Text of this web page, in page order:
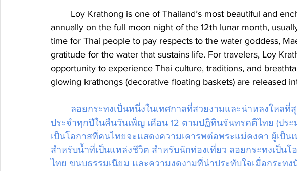
annually on the full moon night of the 12th lunar month,
time for Thai people to pay respects to the water goddess,
gratitude for the water that sustains life. For travelers, Loy
opportunity to experience Thai culture, traditions, and
glowing krathongs (decorative floating baskets) are released
ลอยกระทงเป็นหนึ่งในเทศกาลที่สวยงามและน่าหลงใหลที่
ประจำทุกปีในคืนวันเพ็ญ เดือน 12 ตามปฏิทินจันทรคติไทย (ปร
เป็นโอกาสที่คนไทยจะแสดงความเคารพต่อพระแม่คงคา ผู้เป็
สำหรับน้ำที่เป็นแหล่งชีวิต สำหรับนักท่องเที่ยว ลอยกระทงเป็น
ไทย ขนบธรรมเนียม และความงดงามที่น่าประทับใจเมื่อกระท